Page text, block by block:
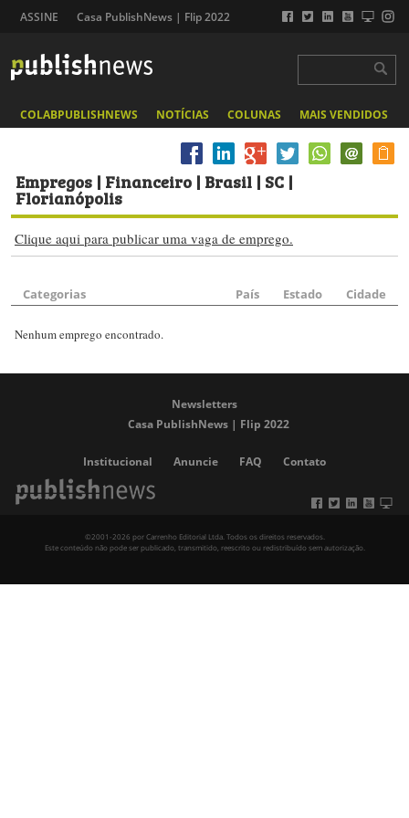
ASSINE Casa PublishNews | Flip 2022
COLABPUBLISHNEWS NOTÍCIAS COLUNAS MAIS VENDIDOS
Empregos | Financeiro | Brasil | SC |
Florianópolis
Clique aqui para publicar uma vaga de emprego.
Categorias País Estado Cidade
Nenhum emprego encontrado.
Newsletters
Casa PublishNews | Flip 2022
Institucional Anuncie FAQ Contato
©2001-2026 por Carrenho Editorial Ltda. Todos os direitos reservados.
Este conteúdo não pode ser publicado, transmitido, reescrito ou redistribuído sem autorização.